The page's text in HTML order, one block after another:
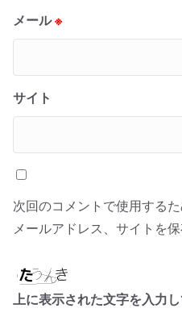
メール※
サイト
次回のコメントで使用する
メールアドレス、サイトを保
上に表示された文字を入力し